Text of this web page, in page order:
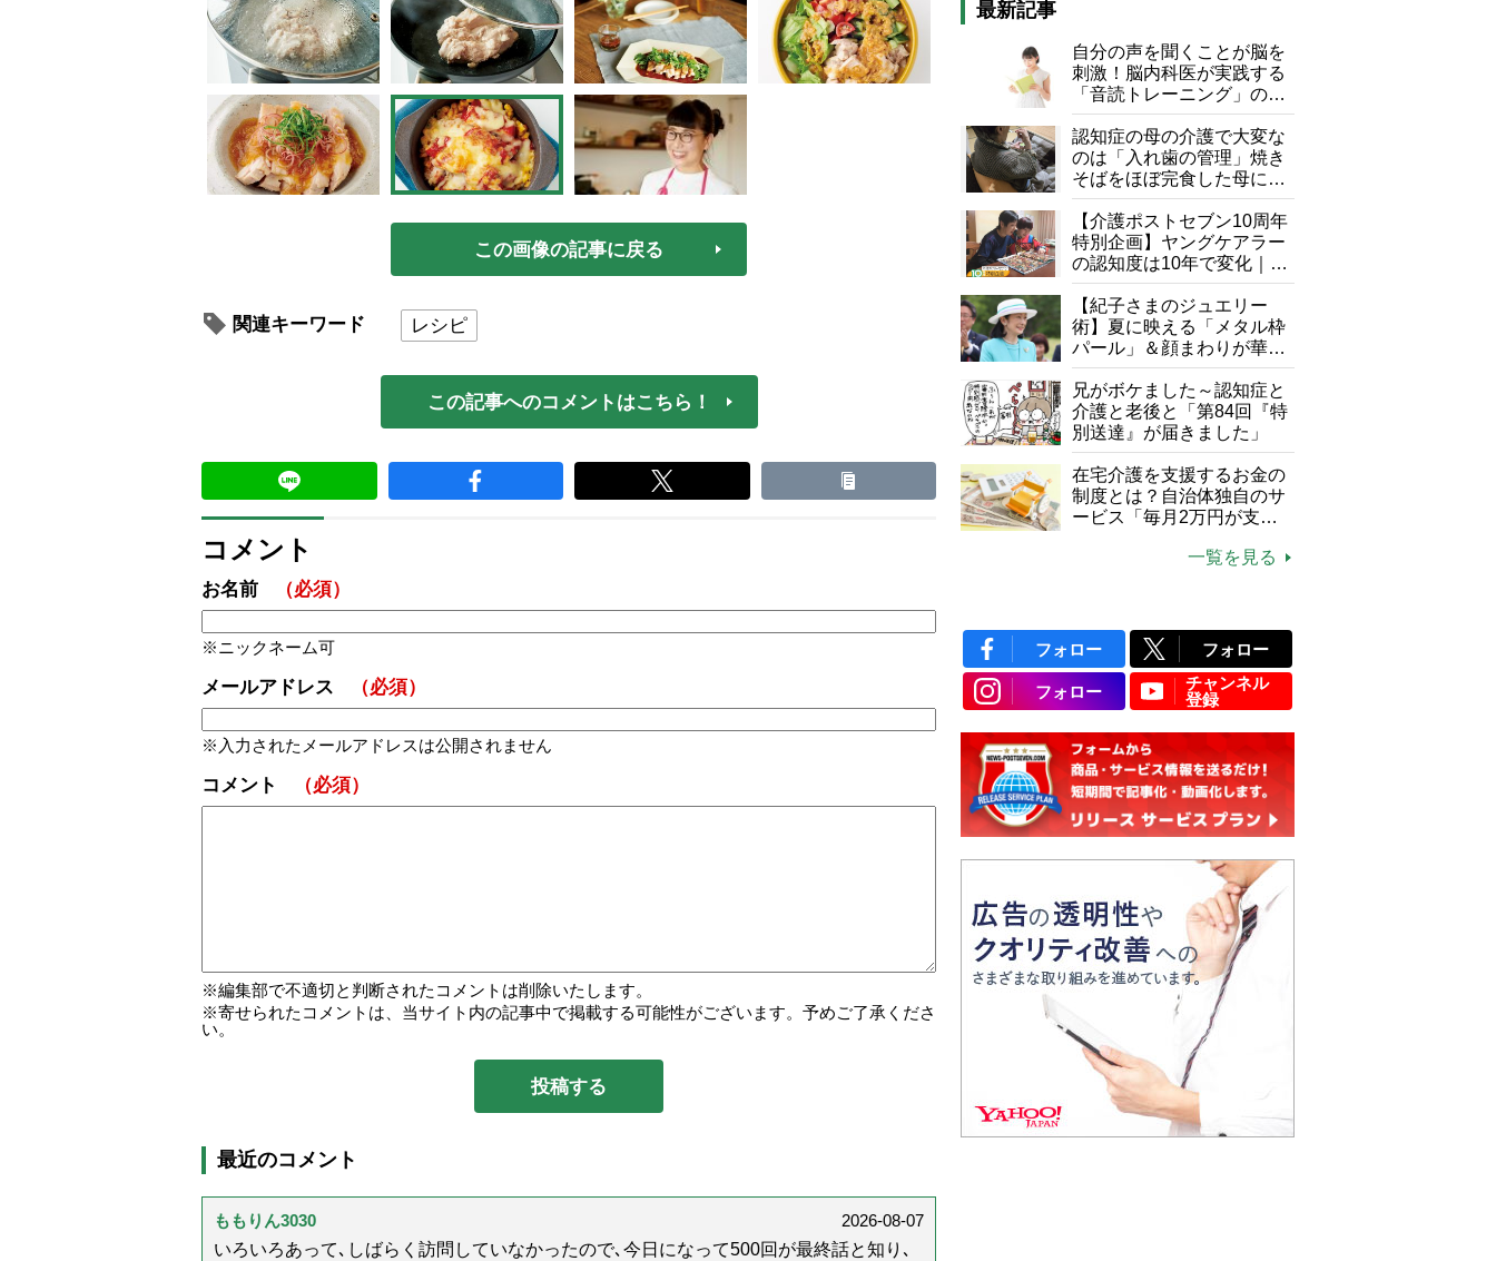
この画像の記事に戻る
関連キーワード レシピ
この記事へのコメントはこちら！
コメント
お名前 （必須）
ニックネーム可
メールアドレス （必須）
入力されたメールアドレスは公開されません
コメント （必須）
編集部で不適切と判断されたコメントは削除いたします。
寄せられたコメントは、当サイト内の記事中で掲載する可能性がございます。予めご了承くださ
い。
最近のコメント
ももりん3030
2026-08-07
いろいろあって､しばらく訪問していなかったので､今日になって500回が最終話と知り､
最新記事
自分の声を聞くことが脳を
刺激！脳内科医が実践する
「音読トレーニング」の極
意
認知症の母の介護で大変な
のは「入れ歯の管理」焼き
そばをほぼ完食した母に息
子が血の気が引いた理由
【介護ポストセブン10周年
特別企画】ヤングケアラー
の認知度は10年で変化｜流
行語大賞にノミネート、法
律にも明記されたが果たし
て現在は？
【紀子さまのジュエリー
術】夏に映える「メタル枠
パール」＆顔まわりが華や
ぐ「揺れる一粒」の使い分
け方
兄がボケました～認知症と
介護と老後と「第84回『特
別送達』が届きました」
在宅介護を支援するお金の
制度とは？自治体独自のサ
ービス「毎月2万円が支給
一覧を見る
フォロー フォロー
フォロー
チャンネル
登録